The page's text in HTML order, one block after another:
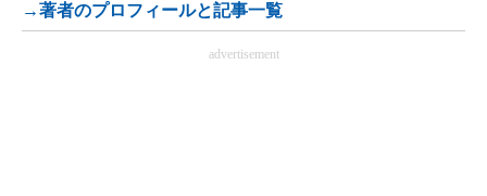
→著者のプロフィールと記事一覧
advertisement